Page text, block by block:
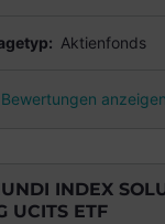
Aktienfonds
Bewertungen anzeigen
INDEX
UCITS ETF